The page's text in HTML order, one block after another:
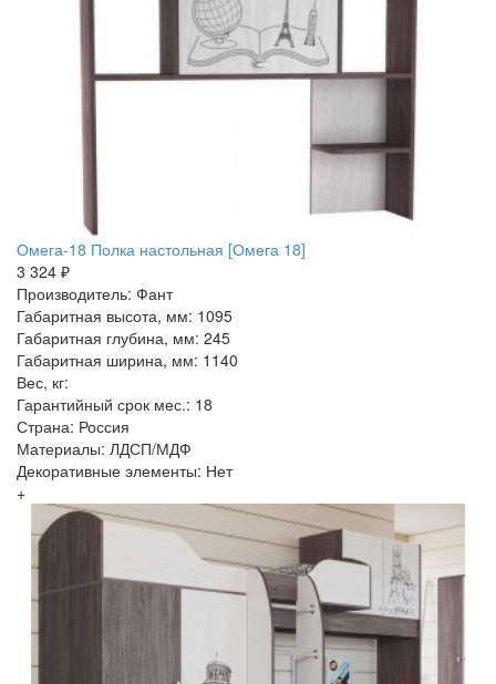
Омега-18 Полка настольная [Омега 18]
3 324 ₽
Производитель: Фант
Габаритная высота, мм: 1095
Габаритная глубина, мм: 245
Габаритная ширина, мм: 1140
Вес, кг:
Гарантийный срок мес.: 18
Страна: Россия
Материалы: ЛДСП/МДФ
Декоративные элементы: Нет
+